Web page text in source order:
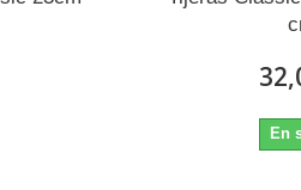
En